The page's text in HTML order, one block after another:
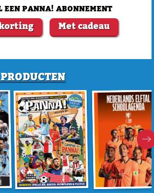
PANNA! ABONNEMENT
Met cadeau